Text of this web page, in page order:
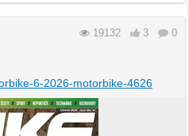
19132 3 0
6-2026-motorbike-4626